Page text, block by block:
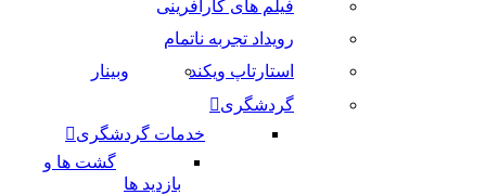
فیلم های کارآفرینی
رویداد تجربه ناتمام
استارتاپ ویکند
وبینار
گردشگری
خدمات گردشگری
گشت ها و
بازدید ها